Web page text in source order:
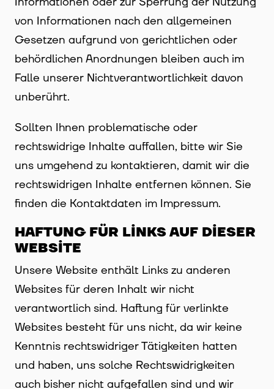
von Informationen nach den allgemeinen
Gesetzen aufgrund von gerichtlichen oder
behördlichen Anordnungen bleiben auch im
Falle unserer Nichtverantwortlichkeit davon
unberührt.
Sollten Ihnen problematische oder
rechtswidrige Inhalte auffallen, bitte wir Sie
uns umgehend zu kontaktieren, damit wir die
rechtswidrigen Inhalte entfernen können. Sie
finden die Kontaktdaten im Impressum.
HAFTUNG FÜR LINKS AUF DIESER
WEBSITE
Unsere Website enthält Links zu anderen
Websites für deren Inhalt wir nicht
verantwortlich sind. Haftung für verlinkte
Websites besteht für uns nicht, da wir keine
Kenntnis rechtswidriger Tätigkeiten hatten
und haben, uns solche Rechtswidrigkeiten
auch bisher nicht aufgefallen sind und wir